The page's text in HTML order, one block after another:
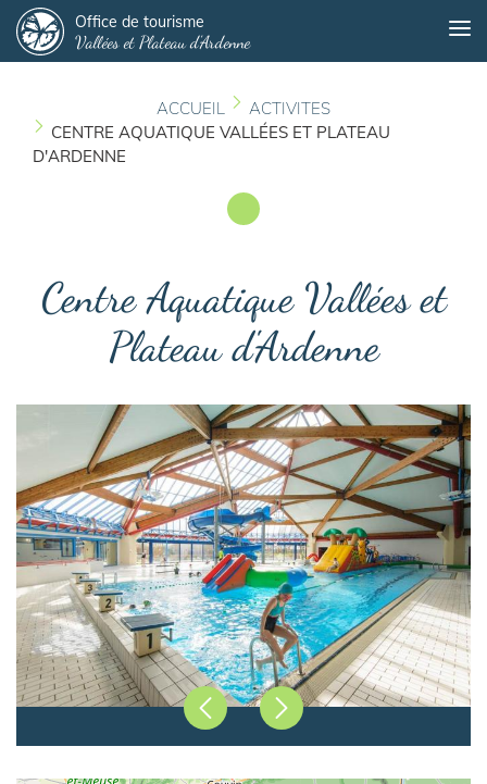
au
contenu
Office de tourisme
Vallées et Plateau d'Ardenne
ACCUEIL
ACTIVITES
CENTRE AQUATIQUE VALLÉES ET PLATEAU
D'ARDENNE
Centre Aquatique Vallées et
Plateau d'Ardenne
PrécédentSuivant
Panneau de gestion des cookies